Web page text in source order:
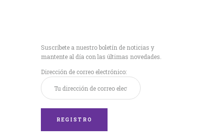
Suscríbete a nuestro boletín de noticias y
mantente al día con las últimas novedades.
Dirección de correo electrónico: